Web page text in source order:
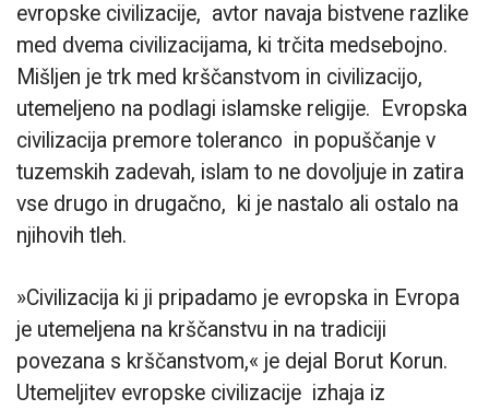
evropske civilizacije, avtor navaja bistvene razlike
med dvema civilizacijama, ki trčita medsebojno.
Mišljen je trk med krščanstvom in civilizacijo,
utemeljeno na podlagi islamske religije. Evropska
civilizacija premore toleranco in popuščanje v
tuzemskih zadevah, islam to ne dovoljuje in zatira
vse drugo in drugačno, ki je nastalo ali ostalo na
njihovih tleh.
»Civilizacija ki ji pripadamo je evropska in Evropa
je utemeljena na krščanstvu in na tradiciji
povezana s krščanstvom,« je dejal Borut Korun.
Utemeljitev evropske civilizacije izhaja iz